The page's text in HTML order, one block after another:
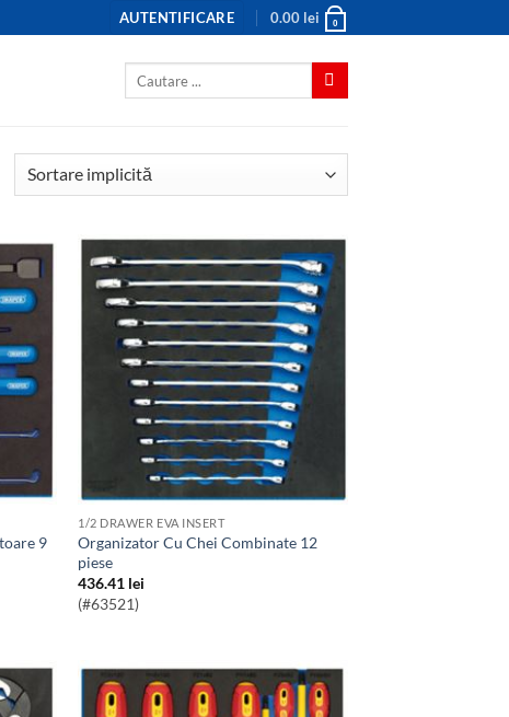
AUTENTIFICARE 0.00 lei 0
1/2 DRAWER EVA INSERT
Organizator Cu Chei Combinate 12
piese
436.41 lei
(#63521)